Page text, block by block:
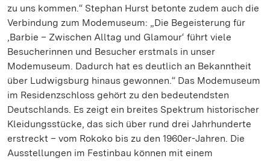
zu uns kommen.“ Stephan Hurst betonte zudem auch die
Verbindung zum Modemuseum: „Die Begeisterung für
‚Barbie – Zwischen Alltag und Glamour‘ führt viele
Besucherinnen und Besucher erstmals in unser
Modemuseum. Dadurch hat es deutlich an Bekanntheit
über Ludwigsburg hinaus gewonnen.“ Das Modemuseum
im Residenzschloss gehört zu den bedeutendsten
Deutschlands. Es zeigt ein breites Spektrum historischer
Kleidungsstücke, das sich über rund drei Jahrhunderte
erstreckt – vom Rokoko bis zu den 1960er-Jahren. Die
Ausstellungen im Festinbau können mit einem